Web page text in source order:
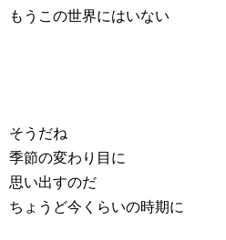
もうこの世界にはいない
そうだね
季節の変わり目に
思い出すのだ
ちょうど今くらいの時期に